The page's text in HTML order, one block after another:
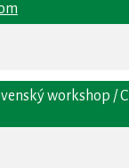
workshop /